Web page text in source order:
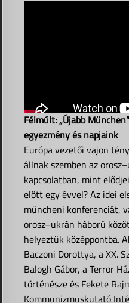
Félmúlt: „Újabb
egyezmény és napjaink
Európa vezetői vajon
állnak szemben az
kapcsolatban, mint
előtt egy évvel? Az idei
müncheni konferenciát,
orosz–ukrán háború
helyeztük középpontba.
Baczoni Dorottya, a XX.
Balogh Gábor, a Terror
történésze és Fekete
Kommunizmuskutató